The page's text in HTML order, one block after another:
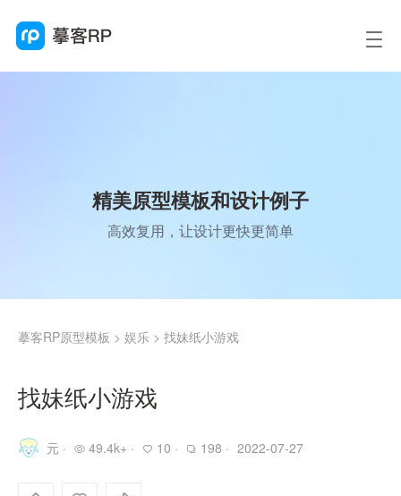
精美原型模板和设计例子
高效复用，让设计更快更简单
摹客RP原型模板 > 娱乐 > 找妹纸小游戏
找妹纸小游戏
元 · 49.4k+ · 10 · 198 · 2022-07-27